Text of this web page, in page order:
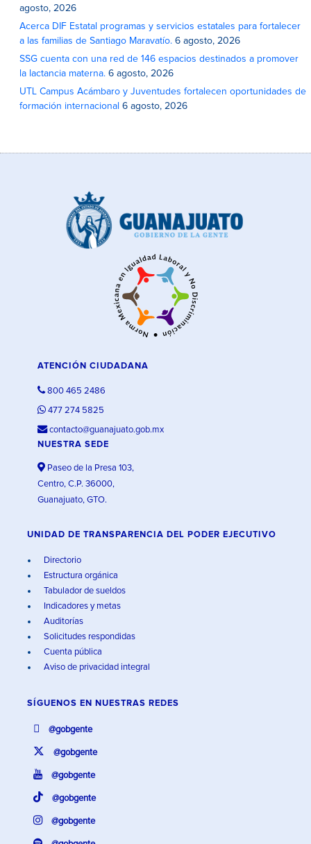
agosto, 2026
Acerca DIF Estatal programas y servicios estatales para fortalecer
a las familias de Santiago Maravatío. 6 agosto, 2026
SSG cuenta con una red de 146 espacios destinados a promover
la lactancia materna. 6 agosto, 2026
UTL Campus Acámbaro y Juventudes fortalecen oportunidades de
formación internacional 6 agosto, 2026
ATENCIÓN CIUDADANA
800 465 2486
477 274 5825
contacto@guanajuato.gob.mx
NUESTRA SEDE
Paseo de la Presa 103,
Centro, C.P. 36000,
Guanajuato, GTO.
UNIDAD DE TRANSPARENCIA DEL PODER EJECUTIVO
Directorio
Estructura orgánica
Tabulador de sueldos
Indicadores y metas
Auditorías
Solicitudes respondidas
Cuenta pública
Aviso de privacidad integral
SÍGUENOS EN NUESTRAS REDES
@gobgente
@gobgente
@gobgente
@gobgente
@gobgente